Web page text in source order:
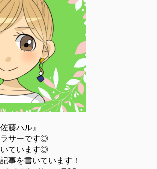
藤ハル』
サーです◎
いています◎
事を書いています！